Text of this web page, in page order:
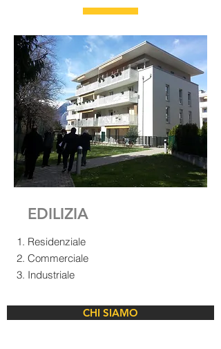
EDILIZIA
Residenziale
Commerciale
Industriale
CHI SIAMO